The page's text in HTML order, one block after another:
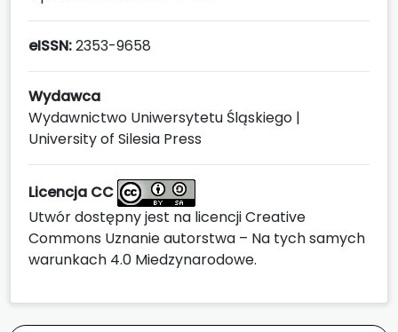
eISSN:2353-9658
Wydawca
Wydawnictwo Uniwersytetu Śląskiego |
University of Silesia Press
Licencja CC
Utwór dostępny jest na licencjiCreative
Commons Uznanie autorstwa – Na tych samych
warunkach 4.0 Miedzynarodowe.